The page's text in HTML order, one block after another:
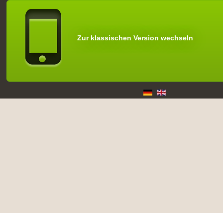
Zur klassischen Version wechseln